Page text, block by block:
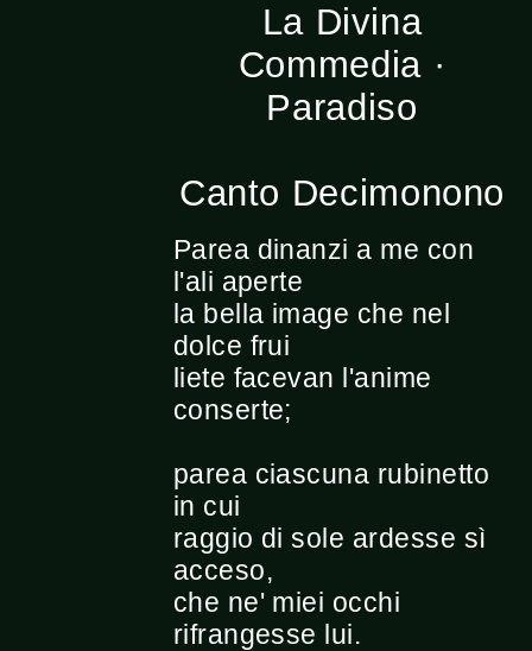
La Divina
Commedia ·
Paradiso
Canto Decimonono
Parea dinanzi a me con
l'ali aperte
la bella image che nel
dolce frui
liete facevan l'anime
conserte;
parea ciascuna rubinetto
in cui
raggio di sole ardesse sì
acceso,
che ne' miei occhi
rifrangesse lui.